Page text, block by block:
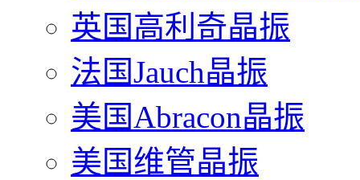
英国高利奇晶振
法国Jauch晶振
美国Abracon晶振
美国维管晶振